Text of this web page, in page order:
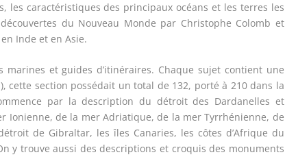
caractéristiques des principaux océans et les terres les
du Nouveau Monde par Christophe Colomb et
Inde et en Asie.
et guides d’itinéraires. Chaque sujet contient une
cette section possédait un total de 132, porté à 210 dans la
par la description du détroit des Dardanelles et
Ionienne, de la mer Adriatique, de la mer Tyrrhénienne, de
de Gibraltar, les îles Canaries, les côtes d’Afrique du
y trouve aussi des descriptions et croquis des monuments